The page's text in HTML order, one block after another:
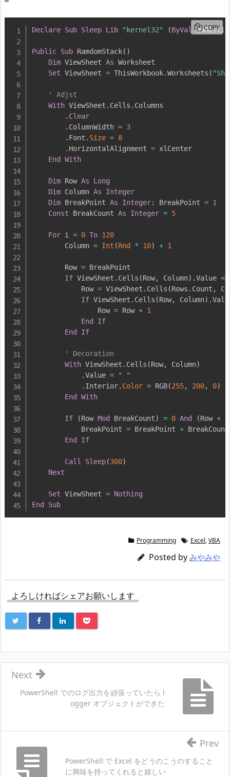
Declare Sub Sleep Lib "kernel32" (ByVal
Public Sub RamdomStack( )
Dim ViewSheet As Worksheet
Set ViewSheet = ThisWorkbook.Worksheets (
' Adjst
With ViewSheet.Cells.Columns
        .
Clear
        .ColumnWidth
= 3
        .Font.
Size = 8
        .HorizontalAlignment
= xlCenter
End With
Dim Row As
Long
Dim Column As
Integer
Dim BreakPoint As Integer: BreakPoint = 1
Const BreakCount As Integer = 5
For i = 0 To 120
        Column
= Int (Rnd * 10) + 1
        Row
= BreakPoint
If ViewSheet.Cells (Row, Column) .Value <>
            Row
= ViewSheet.Cells (Rows.Count ,
If ViewSheet.Cells (Row, Column)
                Row
= Row + 1
End
If
End
If
' Decoration
With ViewSheet.Cells (Row, Column)
            .Value
=
" "
            .Interior.
Color = RGB(255, 200, 0)
End With
If (Row Mod BreakCount) = 0 And (Row +
            BreakPoint
= BreakPoint + BreakCount
End
If
Call Sleep(300)
Next
Set ViewSheet = Nothing
End
Sub
COPY
Programming Excel,VBA
Posted by みやみや
よろしければシェアお願いします
PowerShell でのログ出力を頑張っていたら l
ogger オブジェクトができた
Next
PowerShell で Excel をどうのこうのすること
に興味を持ってくれると嬉しい
Prev